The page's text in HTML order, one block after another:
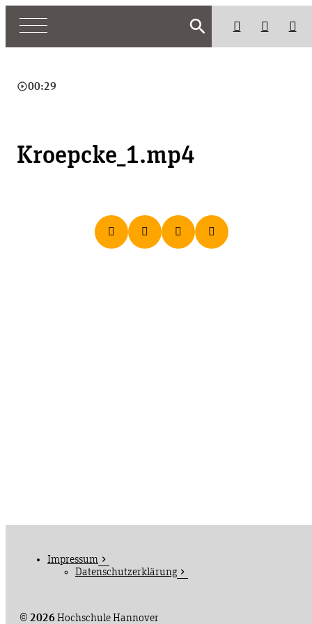
search
play_circle_outline00:29
Kroepcke_1.mp4
© 2026Hochschule Hannover
Impressum
Datenschutzerklärung